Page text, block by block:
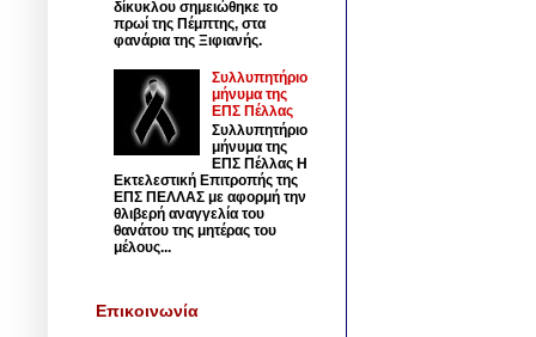
δίκυκλου σημειώθηκε το
πρωί της Πέμπτης, στα
φανάρια της Ξιφιανής.
Συλλυπητήριο
μήνυμα της
ΕΠΣ Πέλλας
Συλλυπητήριο
μήνυμα της
ΕΠΣ Πέλλας Η
Εκτελεστική Επιτροπής της
ΕΠΣ ΠΕΛΛΑΣ με αφορμή την
θλιβερή αναγγελία του
θανάτου της μητέρας του
μέλους...
Επικοινωνία